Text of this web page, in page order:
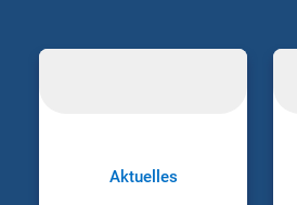
Aktuelles